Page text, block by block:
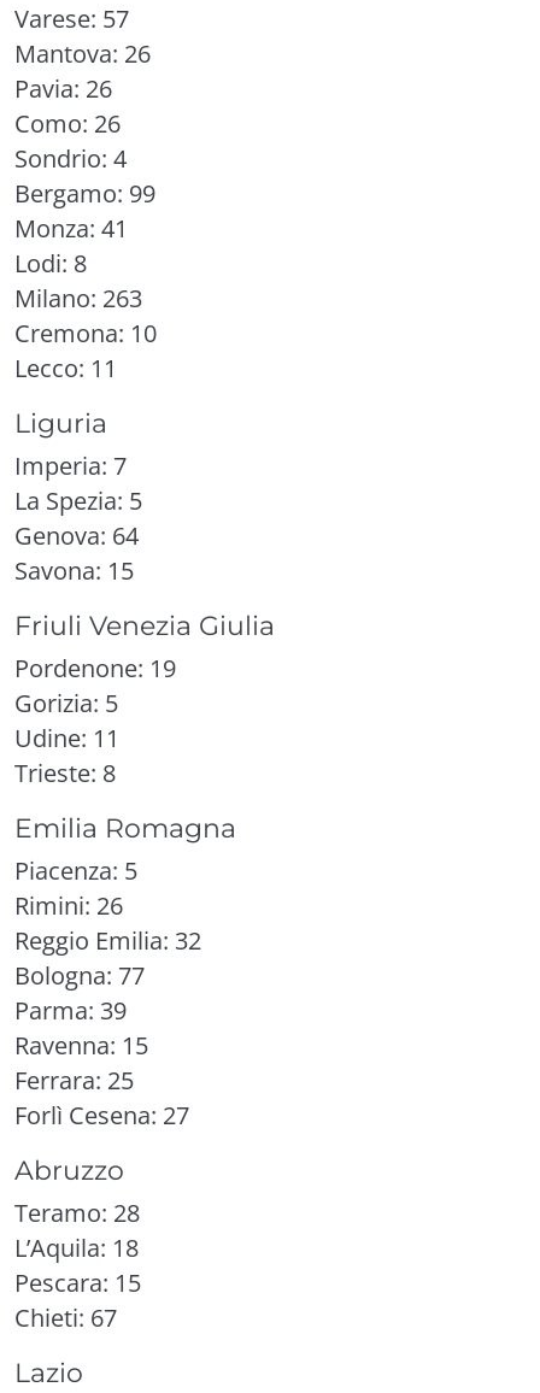
Varese: 57
Mantova: 26
Pavia: 26
Como: 26
Sondrio: 4
Bergamo: 99
Monza: 41
Lodi: 8
Milano: 263
Cremona: 10
Lecco: 11
Liguria
Imperia: 7
La Spezia: 5
Genova: 64
Savona: 15
Friuli Venezia Giulia
Pordenone: 19
Gorizia: 5
Udine: 11
Trieste: 8
Emilia Romagna
Piacenza: 5
Rimini: 26
Reggio Emilia: 32
Bologna: 77
Parma: 39
Ravenna: 15
Ferrara: 25
Forlì Cesena: 27
Abruzzo
Teramo: 28
L’Aquila: 18
Pescara: 15
Chieti: 67
Lazio